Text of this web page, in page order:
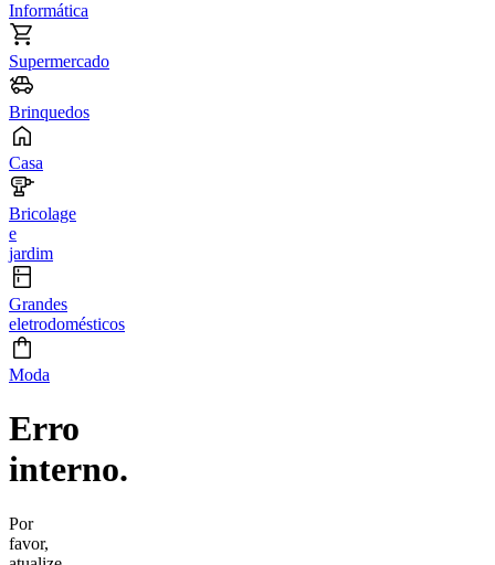
Informática
Supermercado
Brinquedos
Casa
Bricolage
e
jardim
Grandes
eletrodomésticos
Moda
Erro
interno.
Por
favor,